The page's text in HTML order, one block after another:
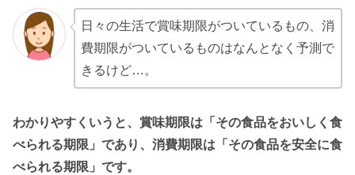
日々の生活で賞味期限がついているもの、消
費期限がついているものはなんとなく予測で
きるけど…。
わかりやすくいうと、賞味期限は「その食品をおいしく食
べられる期限」であり、消費期限は「その食品を安全に食
べられる期限」です。